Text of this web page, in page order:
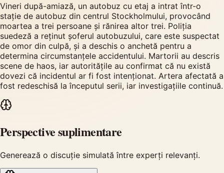
Vineri după-amiază, un autobuz cu etaj a intrat într-o
stație de autobuz din centrul Stockholmului, provocând
moartea a trei persoane și rănirea altor trei. Poliția
suedeză a reținut șoferul autobuzului, care este suspectat
de omor din culpă, și a deschis o anchetă pentru a
determina circumstanțele accidentului. Martorii au descris
scene de haos, iar autoritățile au confirmat că nu există
dovezi că incidentul ar fi fost intenționat. Artera afectată a
fost redeschisă la începutul serii, iar investigațiile continuă.
Perspective suplimentare
Generează o discuție simulată între experți relevanți.